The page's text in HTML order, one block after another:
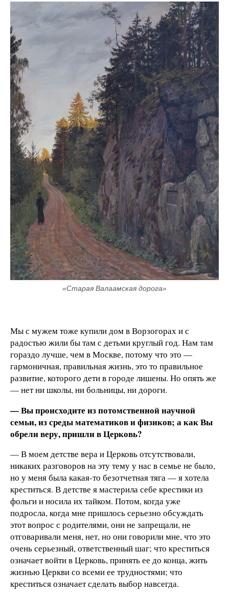
«Старая Валаамская дорога»
Мы с мужем тоже купили дом в Ворзогорах и с
радостью жили бы там с детьми круглый год. Нам там
гораздо лучше, чем в Москве, потому что это —
гармоничная, правильная жизнь, это то правильное
развитие, которого дети в городе лишены. Но опять же
— нет ни школы, ни больницы, ни дороги.
— Вы происходите из потомственной научной
семьи, из среды математиков и физиков; а как Вы
обрели веру, пришли в Церковь?
— В моем детстве вера и Церковь отсутствовали,
никаких разговоров на эту тему у нас в семье не было,
но у меня была какая-то безотчетная тяга — я хотела
креститься. В детстве я мастерила себе крестики из
фольги и носила их тайком. Потом, когда уже
подросла, когда мне пришлось серьезно обсуждать
этот вопрос с родителями, они не запрещали, не
отговаривали меня, нет, но они говорили мне, что это
очень серьезный, ответственный шаг; что креститься
означает войти в Церковь, принять ее до конца, жить
жизнью Церкви со всеми ее трудностями; что
креститься означает сделать выбор навсегда.